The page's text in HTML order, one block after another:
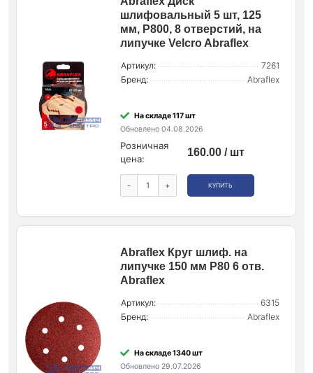
шлифовальный 5 шт, 125
мм, Р800, 8 отверстий, на
липучке Velcro Abraflex
Артикул:
7261
Бренд:
Abraflex
На складе 117 шт
Обновлено 04.08.2026
Розничная
цена:
160.00 / шт
- + КУПИТЬ
Abraflex Круг шлиф. на
липучке 150 мм P80 6 отв.
Abraflex
Артикул:
6315
Бренд:
Abraflex
На складе 1340 шт
Обновлено 29.07.2026